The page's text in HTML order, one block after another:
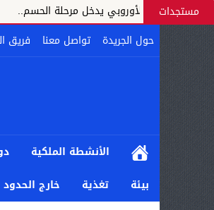
مستجدات
الأوروبي يدخل مرحلة الحسم..
حول الجريدة
تواصل معنا فريق
الأنشطة الملكية
بيئة
تغذية خارج الحدود